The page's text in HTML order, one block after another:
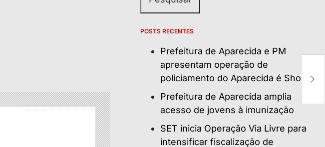
POSTS RECENTES
Prefeitura de Aparecida e PM
apresentam operação de
policiamento do Aparecida é Show
Prefeitura de Aparecida amplia
acesso de jovens à imunização
SET inicia Operação Via Livre para
intensificar fiscalização de